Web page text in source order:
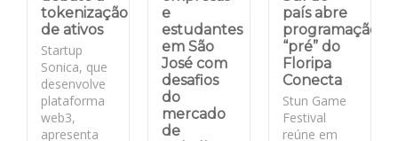
tokenização
de ativos
Startup
Sonica, que
desenvolve
plataforma
web3,
apresenta
e
estudantes
em São
José com
desafios
do
mercado
de
país abre
programação
“pré” do
Floripa
Conecta
Stun Game
Festival
reúne em